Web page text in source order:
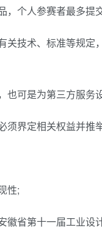
，个人参赛者最多提
关技术、标准等规
也可是为第三方服
须界定相关权益并推
性;
徽省第十一届工业